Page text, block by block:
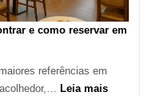
e como reservar em
referências em
Leia mais: